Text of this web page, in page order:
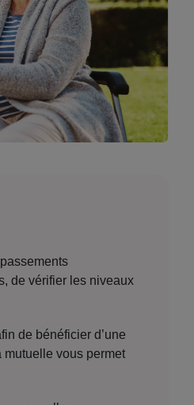
de vérifier les niveaux
de bénéficier d’une
mutuelle vous permet